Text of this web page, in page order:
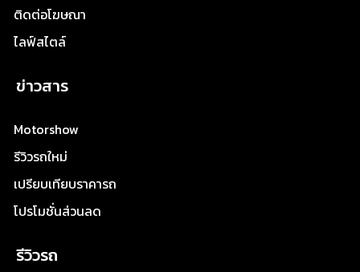
ติดต่อโฆษณา
ไลฟ์สไตล์
ข่าวสาร
Motorshow
รีวิวรถใหม่
เปรียบเทียบราคารถ
โปรโมชั่นส่วนลด
รีวิวรถ